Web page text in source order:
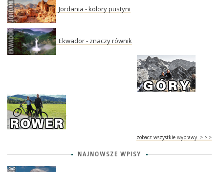
Jordania - kolory pustyni
Ekwador - znaczy równik
zobacz wszystkie wyprawy > > >
NAJNOWSZE WPISY